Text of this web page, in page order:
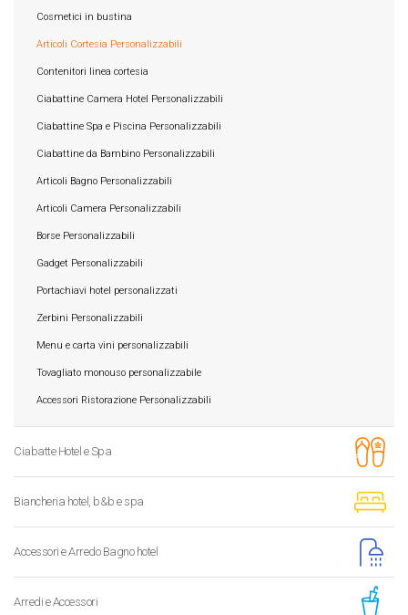
Cosmetici in bustina
Articoli Cortesia Personalizzabili
Contenitori linea cortesia
Ciabattine Camera Hotel Personalizzabili
Ciabattine Spa e Piscina Personalizzabili
Ciabattine da Bambino Personalizzabili
Articoli Bagno Personalizzabili
Articoli Camera Personalizzabili
Borse Personalizzabili
Gadget Personalizzabili
Portachiavi hotel personalizzati
Zerbini Personalizzabili
Menu e carta vini personalizzabili
Tovagliato monouso personalizzabile
Accessori Ristorazione Personalizzabili
Ciabatte Hotel e Spa
Biancheria hotel, b&b e spa
Accessori e Arredo Bagno hotel
Arredi e Accessori